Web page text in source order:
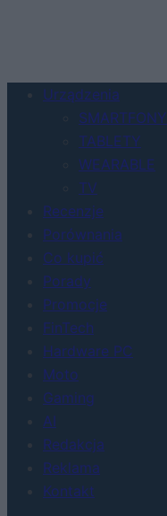
Urządzenia
SMARTFONY
TABLETY
WEARABLE
TV
Recenzje
Porównania
Co kupić
Porady
Promocje
FinTech
Hardware PC
Moto
Gaming
AI
Redakcja
Reklama
Kontakt